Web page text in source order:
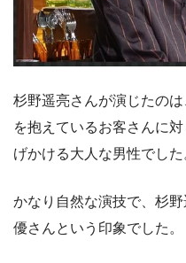
杉野遥亮さんが演じたの
を抱えているお客さんに
げかける大人な男性でした
かなり自然な演技で、杉
優さんという印象でした。